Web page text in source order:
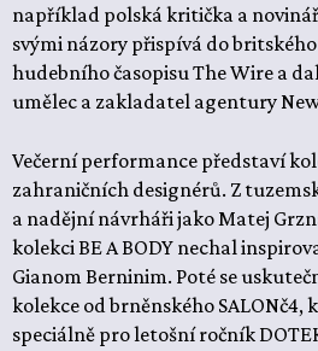
například polská kritička a
svými názory přispívá do
hudebního časopisu The Wire a
umělec a zakladatel agentury New
Večerní performance představí
zahraničních designérů. Z
a nadějní návrháři jako Matej
kolekci BE A BODY nechal
Gianom Berninim. Poté se
kolekce od brněnského
speciálně pro letošní ročník